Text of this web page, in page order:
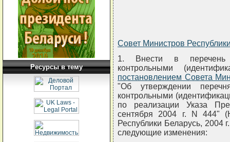
Ресурсы в тему
Совет Министров
1. Внести в перечень
контрольными
постановлением Совета
"Об утверждении
контрольными
по реализации Указа
сентября 2004 г. N 444"
Республики Беларусь, 2004
следующие изменения: